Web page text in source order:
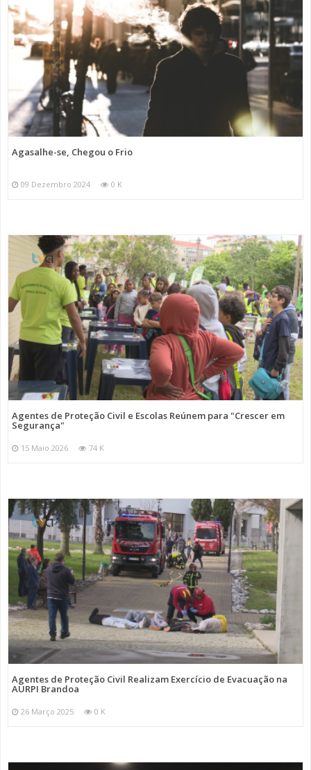
Agasalhe-se, Chegou o Frio
09 Dezembro 2024 0 K
Agentes de Proteção Civil e Escolas Reúnem para "Crescer em
Segurança"
15 Maio 2026 74 K
Agentes de Proteção Civil Realizam Exercício de Evacuação na
AURPI Brandoa
26 Março 2025 0 K